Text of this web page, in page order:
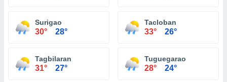
Surigao
30° 28°
Tacloban
33° 26°
Tagbilaran
31° 27°
Tuguegarao
28° 24°